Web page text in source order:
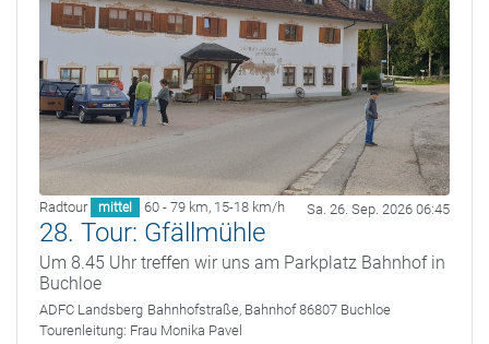
Radtour mittel 60 - 79 km, 15-18 km/h Sa. 26. Sep. 2026 06:45
28. Tour: Gfällmühle
Um 8.45 Uhr treffen wir uns am Parkplatz Bahnhof in
Buchloe
ADFC Landsberg Bahnhofstraße, Bahnhof 86807 Buchloe
Tourenleitung: Frau Monika Pavel